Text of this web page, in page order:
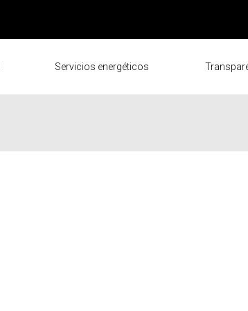
Servicios energéticos